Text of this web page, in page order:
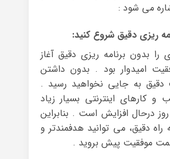
می شود :
را بدون برنامه ریزی دقیق آغاز
امیدوار بود . بدون داشتن
به جایی نخواهید رسید .
و کارهای اینترنتی بسیار زیاد
درحال افزایش است . بنابراین
راه دقیق، می توانید هدفمندتر و
موفقیت پیش بروید .